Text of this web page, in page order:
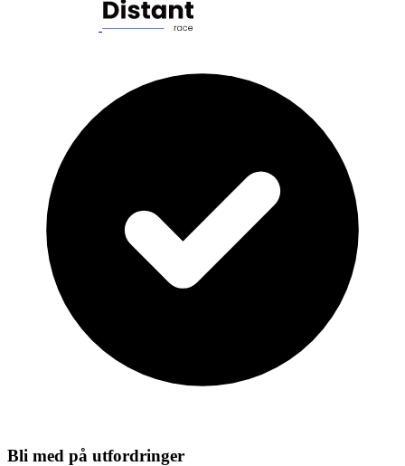
Bli med på utfordringer